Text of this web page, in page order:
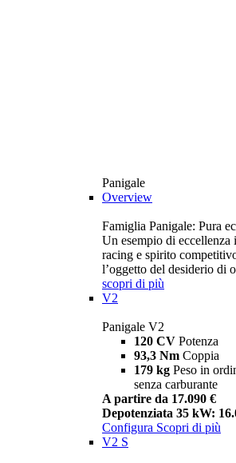
Panigale
Overview
Famiglia Panigale: Pura
Un esempio di
racing e spirito
l’oggetto del desiderio di
scopri di più
V2
Panigale V2
120 CV Potenza
93,3 Nm Coppia
179 kg Peso in
senza carburante
A partire da 17.090 €
Depotenziata 35 kW:
Configura Scopri di più
V2 S